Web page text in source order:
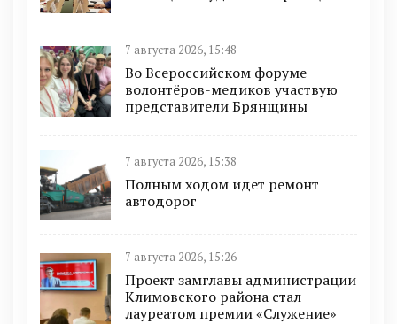
7 августа 2026, 15:48
Во Всероссийском форуме
волонтёров-медиков участвую
представители Брянщины
7 августа 2026, 15:38
Полным ходом идет ремонт
автодорог
7 августа 2026, 15:26
Проект замглавы администрации
Климовского района стал
лауреатом премии «Служение»